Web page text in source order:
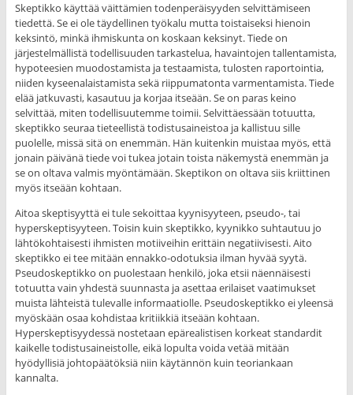
Skeptikko käyttää väittämien todenperäisyyden selvittämiseen
tiedettä. Se ei ole täydellinen työkalu mutta toistaiseksi hienoin
keksintö, minkä ihmiskunta on koskaan keksinyt. Tiede on
järjestelmällistä todellisuuden tarkastelua, havaintojen tallentamista,
hypoteesien muodostamista ja testaamista, tulosten raportointia,
niiden kyseenalaistamista sekä riippumatonta varmentamista. Tiede
elää jatkuvasti, kasautuu ja korjaa itseään. Se on paras keino
selvittää, miten todellisuutemme toimii. Selvittäessään totuutta,
skeptikko seuraa tieteellistä todistusaineistoa ja kallistuu sille
puolelle, missä sitä on enemmän. Hän kuitenkin muistaa myös, että
jonain päivänä tiede voi tukea jotain toista näkemystä enemmän ja
se on oltava valmis myöntämään. Skeptikon on oltava siis kriittinen
myös itseään kohtaan.
Aitoa skeptisyyttä ei tule sekoittaa kyynisyyteen, pseudo-, tai
hyperskeptisyyteen. Toisin kuin skeptikko, kyynikko suhtautuu jo
lähtökohtaisesti ihmisten motiiveihin erittäin negatiivisesti. Aito
skeptikko ei tee mitään ennakko-odotuksia ilman hyvää syytä.
Pseudoskeptikko on puolestaan henkilö, joka etsii näennäisesti
totuutta vain yhdestä suunnasta ja asettaa erilaiset vaatimukset
muista lähteistä tulevalle informaatiolle. Pseudoskeptikko ei yleensä
myöskään osaa kohdistaa kritiikkiä itseään kohtaan.
Hyperskeptisyydessä nostetaan epärealistisen korkeat standardit
kaikelle todistusaineistolle, eikä lopulta voida vetää mitään
hyödyllisiä johtopäätöksiä niin käytännön kuin teoriankaan
kannalta.